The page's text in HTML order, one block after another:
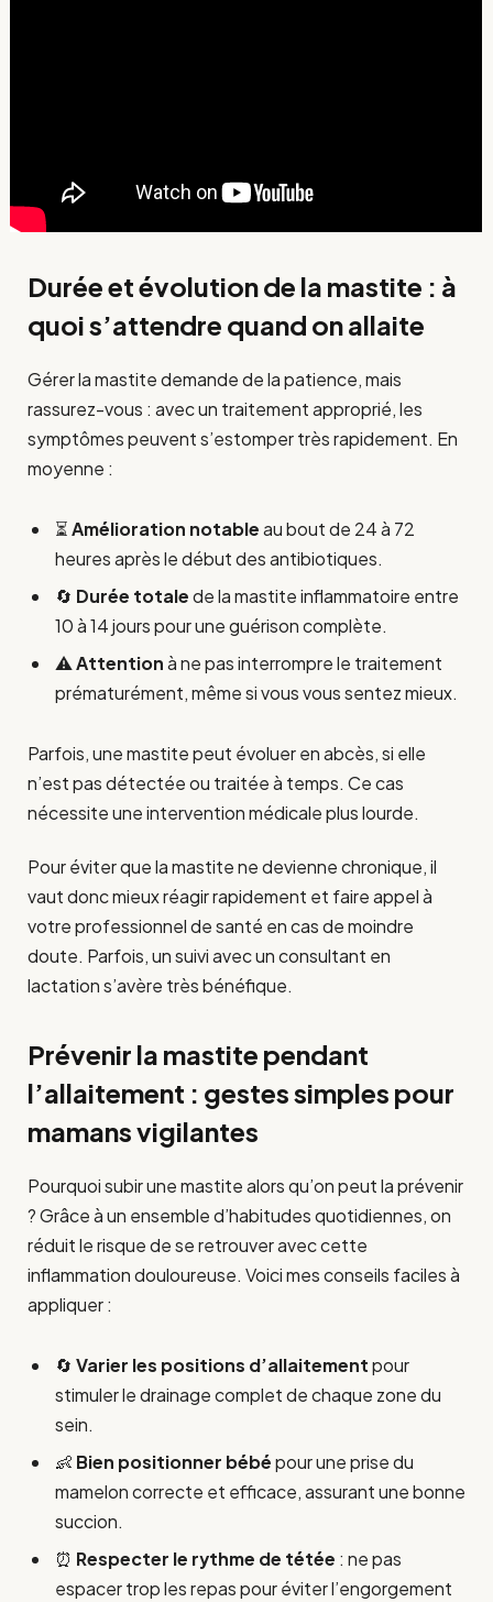
Durée et évolution de la mastite : à
quoi s’attendre quand on allaite
Gérer la mastite demande de la patience, mais
rassurez-vous : avec un traitement approprié, les
symptômes peuvent s’estomper très rapidement. En
moyenne :
⏳Amélioration notableau bout de 24 à 72
heures après le début des antibiotiques.
🔄 Durée totalede la mastite inflammatoire entre
10 à 14 jours pour une guérison complète.
⚠️Attentionà ne pas interrompre le traitement
prématurément, même si vous vous sentez mieux.
Parfois, une mastite peut évoluer en abcès, si elle
n’est pas détectée ou traitée à temps. Ce cas
nécessite une intervention médicale plus lourde.
Pour éviter que la mastite ne devienne chronique, il
vaut donc mieux réagir rapidement et faire appel à
votre professionnel de santé en cas de moindre
doute. Parfois, un suivi avec un consultant en
lactation s’avère très bénéfique.
Prévenir la mastite pendant
l’allaitement : gestes simples pour
mamans vigilantes
Pourquoi subir une mastite alors qu’on peut la prévenir
? Grâce à un ensemble d’habitudes quotidiennes, on
réduit le risque de se retrouver avec cette
inflammation douloureuse. Voici mes conseils faciles à
appliquer :
🔄 Varier les positions d’allaitementpour
stimuler le drainage complet de chaque zone du
sein.
👶 Bien positionner bébépour une prise du
mamelon correcte et efficace, assurant une bonne
succion.
⏰ Respecter le rythme de tétée : ne pas
espacer trop les repas pour éviter l’engorgement